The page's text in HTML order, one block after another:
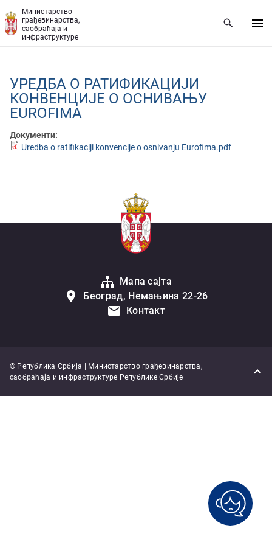
Министарство
грађевинарства,
саобраћаја и
инфраструктуре
УРЕДБА О РАТИФИКАЦИЈИ
КОНВЕНЦИЈЕ О ОСНИВАЊУ
EUROFIMA
Документи:
Uredba o ratifikaciji konvencije o osnivanju Eurofima.pdf
Мапа сајта
Београд, Немањина 22-26
Контакт
© Република Србија | Министарство грађевинарства,
саобраћаја и инфраструктуре Републике Србије